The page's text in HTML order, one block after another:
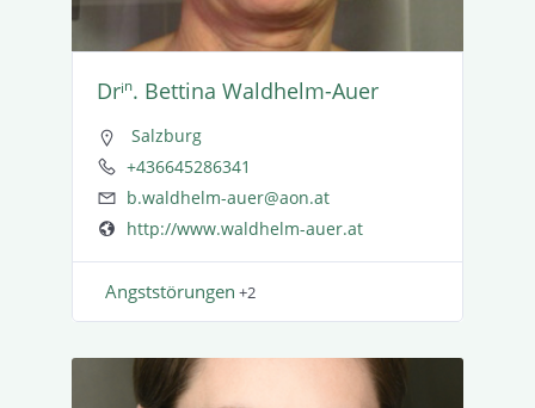
Drⁱⁿ. Bettina Waldhelm-Auer
Salzburg
+436645286341
b.waldhelm-auer@aon.at
http://www.waldhelm-auer.at
Angst­stö­rungen +2